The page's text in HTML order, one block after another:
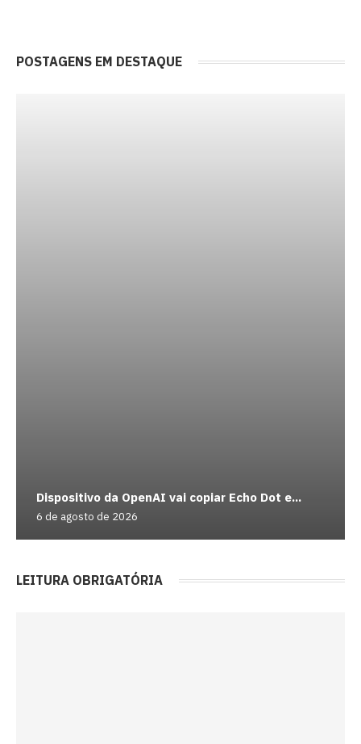
POSTAGENS EM DESTAQUE
Dispositivo da OpenAI vai copiar Echo Dot e...
6 de agosto de 2026
LEITURA OBRIGATÓRIA